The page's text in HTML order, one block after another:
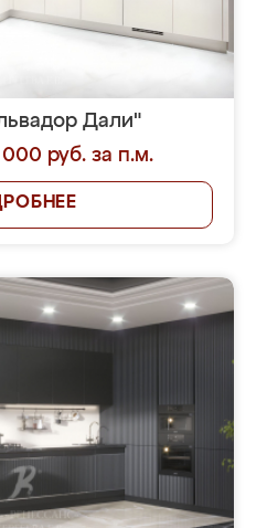
Дали"
руб. за п.м.